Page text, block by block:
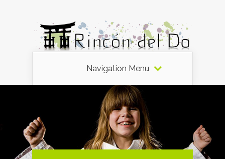
Navigation Menu